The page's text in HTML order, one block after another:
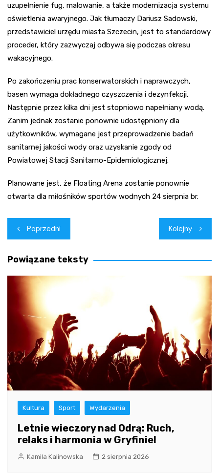
uzupełnienie fug, malowanie, a także modernizacja systemu
oświetlenia awaryjnego. Jak tłumaczy Dariusz Sadowski,
przedstawiciel urzędu miasta Szczecin, jest to standardowy
proceder, który zazwyczaj odbywa się podczas okresu
wakacyjnego.
Po zakończeniu prac konserwatorskich i naprawczych,
basen wymaga dokładnego czyszczenia i dezynfekcji.
Następnie przez kilka dni jest stopniowo napełniany wodą.
Zanim jednak zostanie ponownie udostępniony dla
użytkowników, wymagane jest przeprowadzenie badań
sanitarnej jakości wody oraz uzyskanie zgody od
Powiatowej Stacji Sanitarno-Epidemiologicznej.
Planowane jest, że Floating Arena zostanie ponownie
otwarta dla miłośników sportów wodnych 24 sierpnia br.
Nawigacja
wpisu
Poprzedni Kolejny
Powiązane teksty
Kultura Sport Wydarzenia
Letnie wieczory nad Odrą: Ruch,
relaks i harmonia w Gryfinie!
Kamila Kalinowska 2 sierpnia 2026